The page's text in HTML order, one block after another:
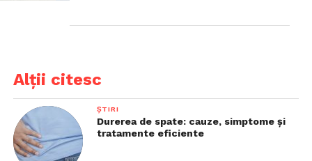
Alții citesc
ȘTIRI
Durerea de spate: cauze, simptome și
tratamente eficiente